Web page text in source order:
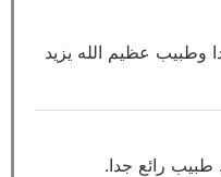
وطبيب عظيم الله يزيد
طبيب رائع جدا.